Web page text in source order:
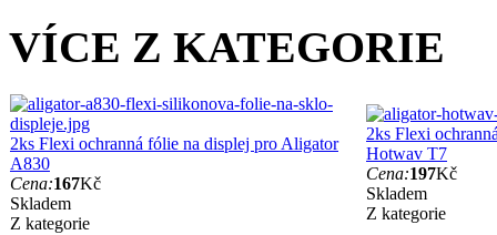
VÍCE Z KATEGORIE
2ks Flexi ochranná fólie na displej pro Aligator
A830
Cena:167Kč
Skladem
Z kategorie
2ks Flexi
Hotwav T7
Cena:197Kč
Skladem
Z kategorie